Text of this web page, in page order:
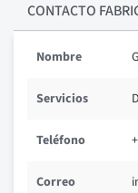
CONTACTO
Nombre
Servicios
Teléfono
Correo